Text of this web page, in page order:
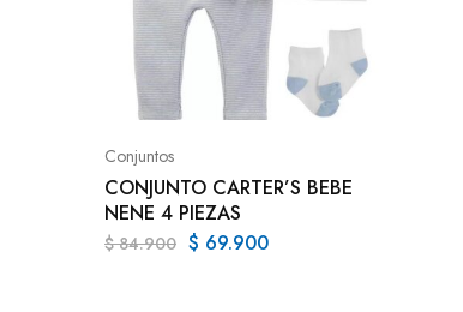
Conjuntos
CONJUNTO CARTER’S BEBE
NENE 4 PIEZAS
$84.900 $ 69.900